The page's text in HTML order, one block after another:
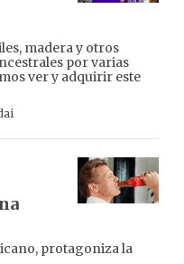
madera y otros
por varias
ver y adquirir este
protagoniza la